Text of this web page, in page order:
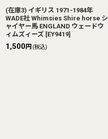
(在庫3) イギリス 1971-1984年
WADE社 Whimsies Shire horse シ
ャイヤー馬 ENGLAND ウェードウ
ィムズィーズ [EY9419]
1,500円 (税込)